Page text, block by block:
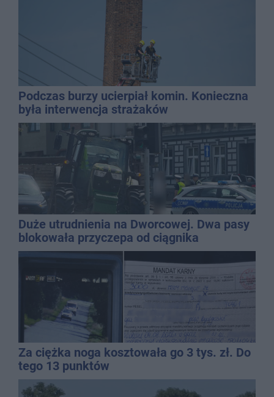
Podczas burzy ucierpiał komin. Konieczna
była interwencja strażaków
Duże utrudnienia na Dworcowej. Dwa pasy
blokowała przyczepa od ciągnika
Za ciężka noga kosztowała go 3 tys. zł. Do
tego 13 punktów